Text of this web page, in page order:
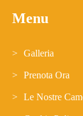
Menu
Galleria
Prenota Ora
Le Nostre